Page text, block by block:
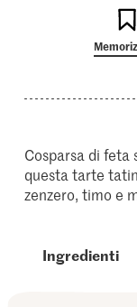
Cosparsa di
questa tarte
zenzero, timo e
Ingredienti